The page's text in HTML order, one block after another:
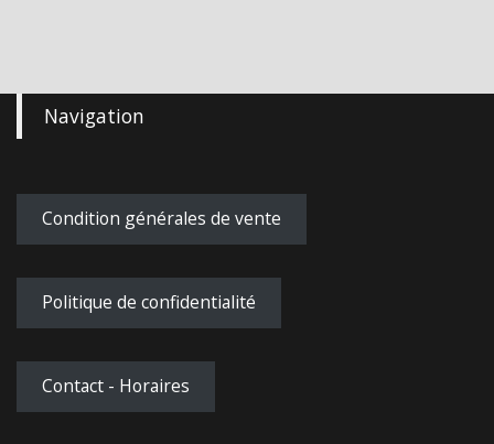
Navigation
Condition générales de vente
Politique de confidentialité
Contact - Horaires